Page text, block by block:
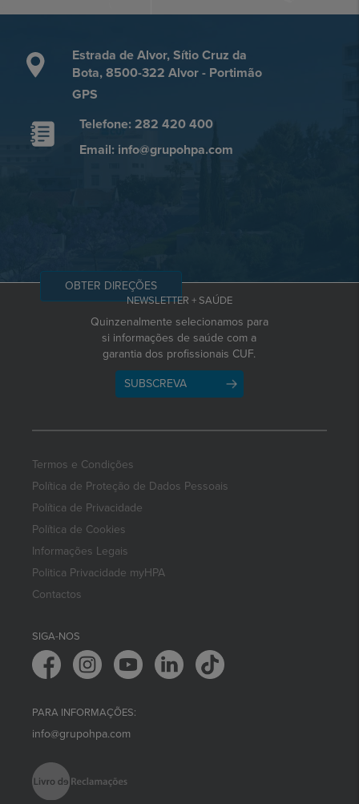
Estrada de Alvor, Sítio Cruz da
Bota, 8500-322 Alvor - Portimão
GPS
Telefone: 282 420 400
Email: info@grupohpa.com
OBTER DIREÇÕES
NEWSLETTER + SAÚDE
Quinzenalmente selecionamos para
si informações de saúde com a
garantia dos profissionais CUF.
SUBSCREVA
Termos e Condições
Política de Proteção de Dados Pessoais
Política de Privacidade
Política de Cookies
Informações Legais
Politica Privacidade myHPA
Contactos
SIGA-NOS
PARA INFORMAÇÕES:
info@grupohpa.com